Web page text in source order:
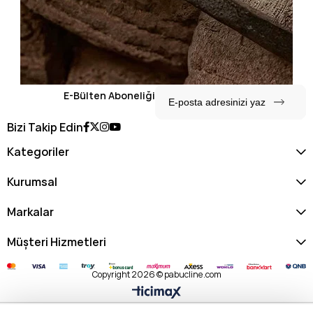
E-Bülten Aboneliği
Bizi Takip Edin
Kategoriler
Kurumsal
Markalar
Müşteri Hizmetleri
Copyright 2026 © pabucline.com